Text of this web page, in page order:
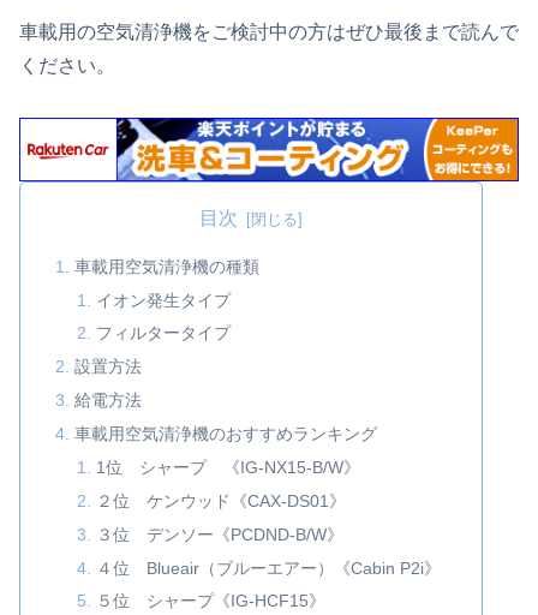
車載用の空気清浄機をご検討中の方はぜひ最後まで読んで
ください。
目次
車載用空気清浄機の種類
イオン発生タイプ
フィルタータイプ
設置方法
給電方法
車載用空気清浄機のおすすめランキング
1位 シャープ 《IG-NX15-B/W》
２位 ケンウッド《CAX-DS01》
３位 デンソー《PCDND-B/W》
４位 Blueair（ブルーエアー）《Cabin P2i》
５位 シャープ《IG-HCF15》